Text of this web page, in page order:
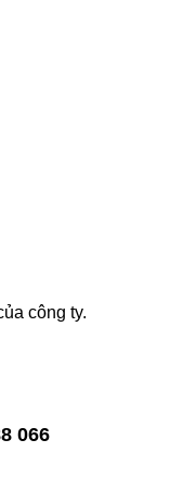
công ty.
066